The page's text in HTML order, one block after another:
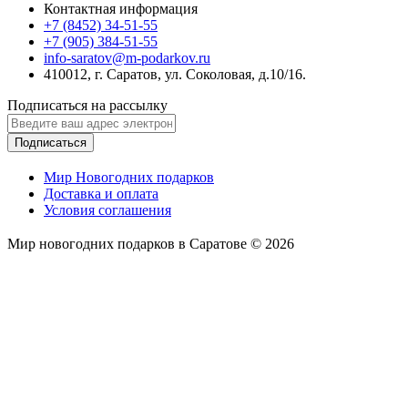
Контактная информация
+7 (8452) 34-51-55
+7 (905) 384-51-55
info-saratov@m-podarkov.ru
410012, г. Саратов, ул. Соколовая, д.10/16.
Подписаться на рассылку
Подписаться
Мир Новогодних подарков
Доставка и оплата
Условия соглашения
Мир новогодних подарков в Саратове © 2026